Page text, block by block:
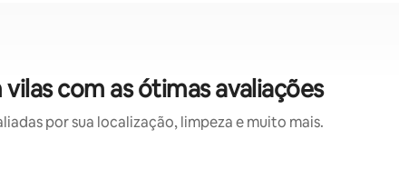
com as ótimas avaliações
por sua localização, limpeza e muito mais.